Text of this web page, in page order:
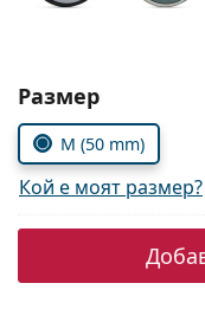
Изберете
Размер
M (50 mm)
Кой е моят размер?